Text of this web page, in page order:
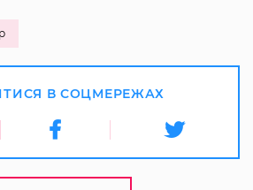
В СОЦМЕРЕЖАХ